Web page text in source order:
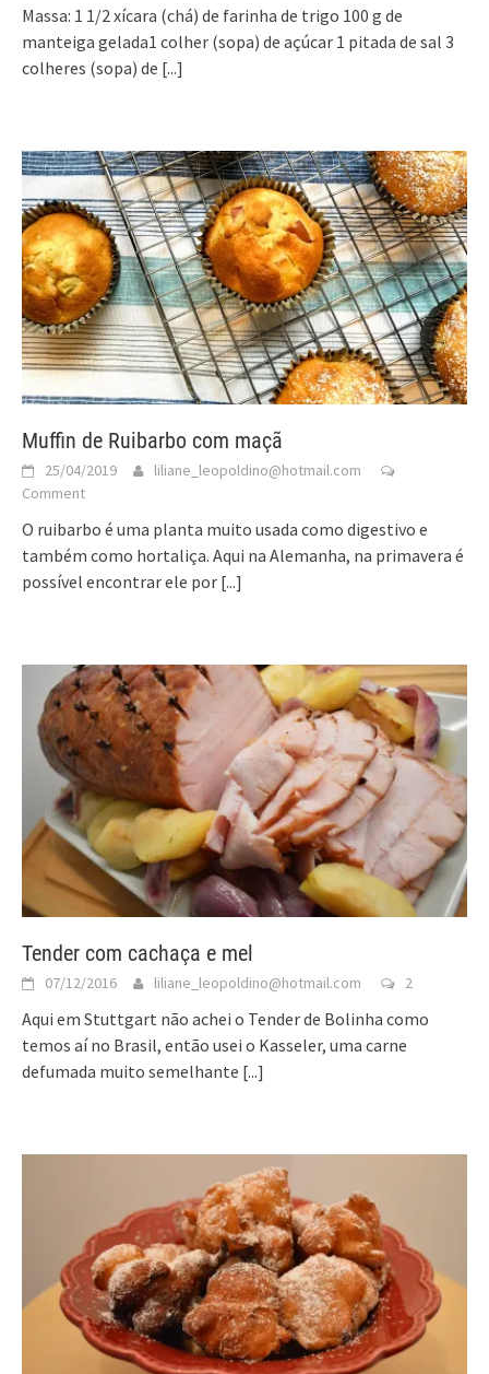
Massa: 1 1/2 xícara (chá) de farinha de trigo 100 g de
manteiga gelada1 colher (sopa) de açúcar 1 pitada de sal 3
colheres (sopa) de [...]
Muffin de Ruibarbo com maçã
25/04/2019
liliane_leopoldino@hotmail.com
Comment
O ruibarbo é uma planta muito usada como digestivo e
também como hortaliça. Aqui na Alemanha, na primavera é
possível encontrar ele por [...]
Tender com cachaça e mel
07/12/2016 liliane_leopoldino@hotmail.com 2
Aqui em Stuttgart não achei o Tender de Bolinha como
temos aí no Brasil, então usei o Kasseler, uma carne
defumada muito semelhante [...]